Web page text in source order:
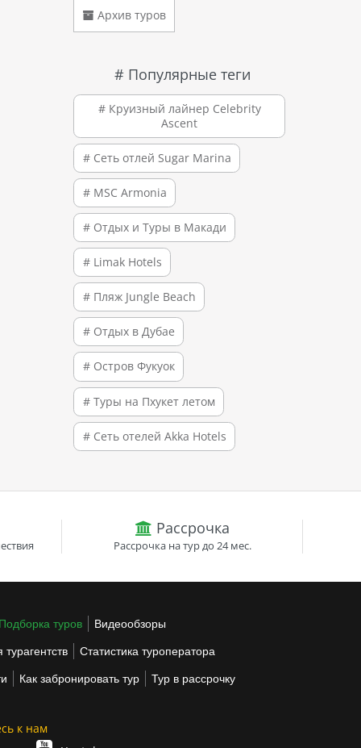
Архив туров
# Популярные теги
# Круизный лайнер Celebrity
Ascent
# Сеть отлей Sugar Marina
# MSC Armonia
# Отдых и Туры в Макади
# Limak Hotels
# Пляж Jungle Beach
# Отдых в Дубае
# Остров Фукуок
# Туры на Пхукет летом
# Сеть отелей Akka Hotels
Рассрочка
Рассрочка на тур до 24 мес.
Подборка туров Видеообзоры
Статистика туроператора
Как забронировать тур Тур в рассрочку
к нам